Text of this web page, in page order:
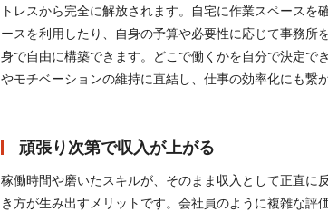
トレスから完全に解放されます。自宅に作業スペース
ースを利用したり、自身の予算や必要性に応じて事務所
身で自由に構築できます。どこで働くかを自分で決定で
やモチベーションの維持に直結し、仕事の効率化にも繋
頑張り次第で収入が上がる
稼働時間や磨いたスキルが、そのまま収入として正直に
き方が生み出すメリットです。会社員のように複雑な評